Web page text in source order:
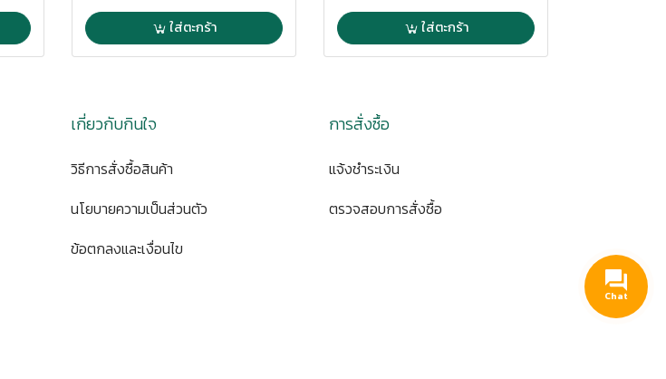
ใส่ตะกร้า ใส่ตะกร้า
เกี่ยวกับกินใจ
วิธีการสั่งซื้อสินค้า
นโยบายความเป็นส่วนตัว
ข้อตกลงและเงื่อนไข
การสั่งซื้อ
แจ้งชำระเงิน
ตรวจสอบการสั่งซื้อ
Chat